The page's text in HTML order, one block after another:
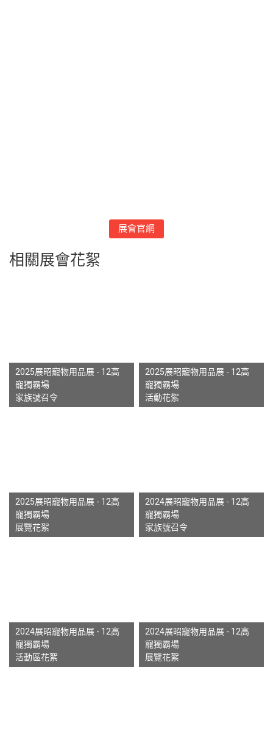
展會官網
相關展會花絮
2025展昭寵物用品展 - 12高
寵獨霸場
家族號召令
2025展昭寵物用品展 - 12高
寵獨霸場
活動花絮
2025展昭寵物用品展 - 12高
寵獨霸場
展覽花絮
2024展昭寵物用品展 - 12高
寵獨霸場
家族號召令
2024展昭寵物用品展 - 12高
寵獨霸場
活動區花絮
2024展昭寵物用品展 - 12高
寵獨霸場
展覽花絮